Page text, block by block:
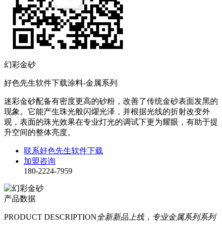
幻彩金砂
好色先生软件下载涂料-金属系列
迷彩金砂配备有密度更高的砂粉，改善了传统金砂表面发黑的
现象。它能产生珠光般闪燿光泽，并根据光线的折射改变外
观，表面的珠光效果在专业灯光的调试下更为耀眼，有助于提
升空间的整体亮度。
联系好色先生软件下载
加盟咨询
180-2224-7959
产品数据
PRODUCT DESCRIPTION全新新品上线，专业金属系列系列